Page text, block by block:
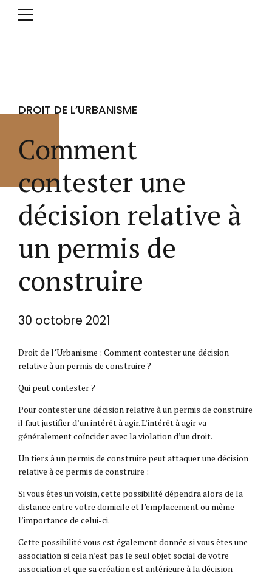
DROIT DE L’URBANISME
Comment
contester une
décision relative à
un permis de
construire
30 octobre 2021
Droit de l’Urbanisme : Comment contester une décision
relative à un permis de construire ?
Qui peut contester ?
Pour contester une décision relative à un permis de construire
il faut justifier d’un intérêt à agir. L’intérêt à agir va
généralement coïncider avec la violation d’un droit.
Un tiers à un permis de construire peut attaquer une décision
relative à ce permis de construire :
Si vous êtes un voisin, cette possibilité dépendra alors de la
distance entre votre domicile et l’emplacement ou même
l’importance de celui-ci.
Cette possibilité vous est également donnée si vous êtes une
association si cela n’est pas le seul objet social de votre
association et que sa création est antérieure à la décision